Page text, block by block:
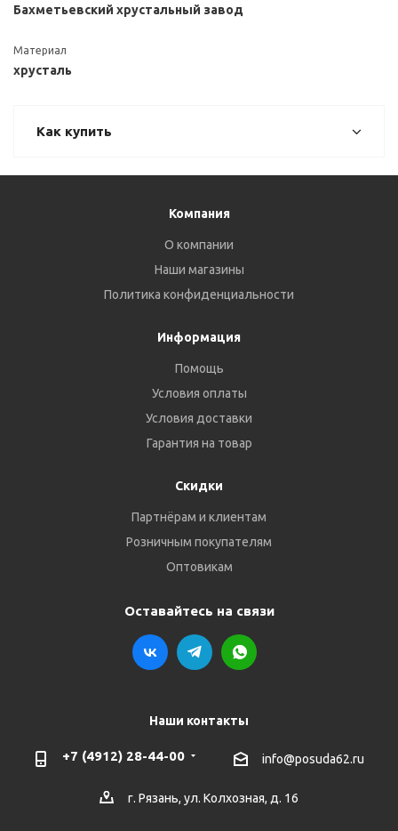
Бахметьевский хрустальный завод
Материал
хрусталь
Как купить
Компания
О компании
Наши магазины
Политика конфиденциальности
Информация
Помощь
Условия оплаты
Условия доставки
Гарантия на товар
Скидки
Партнёрам и клиентам
Розничным покупателям
Оптовикам
Оставайтесь на связи
Наши контакты
+7 (4912) 28-44-00 info@posuda62.ru
г. Рязань, ул. Колхозная, д. 16